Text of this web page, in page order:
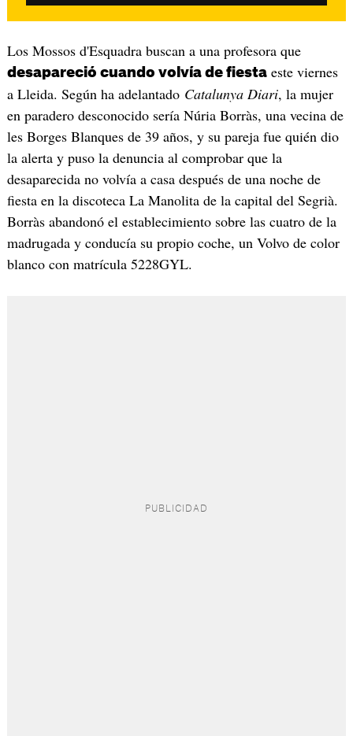
Los Mossos d'Esquadra buscan a una profesora que
desapareció cuando volvía de fiestaeste viernes
a Lleida. Según ha adelantado Catalunya Diari, la mujer
en paradero desconocido sería Núria Borràs, una vecina de
les Borges Blanques de 39 años, y su pareja fue quién dio
la alerta y puso la denuncia al comprobar que la
desaparecida no volvía a casa después de una noche de
fiesta en la discoteca La Manolita de la capital del Segrià.
Borràs abandonó el establecimiento sobre las cuatro de la
madrugada y conducía su propio coche, un Volvo de color
blanco con matrícula 5228GYL.